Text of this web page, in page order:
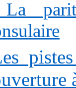
pistes